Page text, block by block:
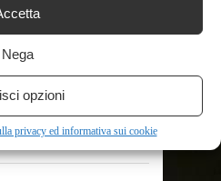
Nega
opzioni
privacy ed informativa sui cookie
l’osservazione di oggetti
20–600x; possibilità di
fotoL’immagine può essere
Read More